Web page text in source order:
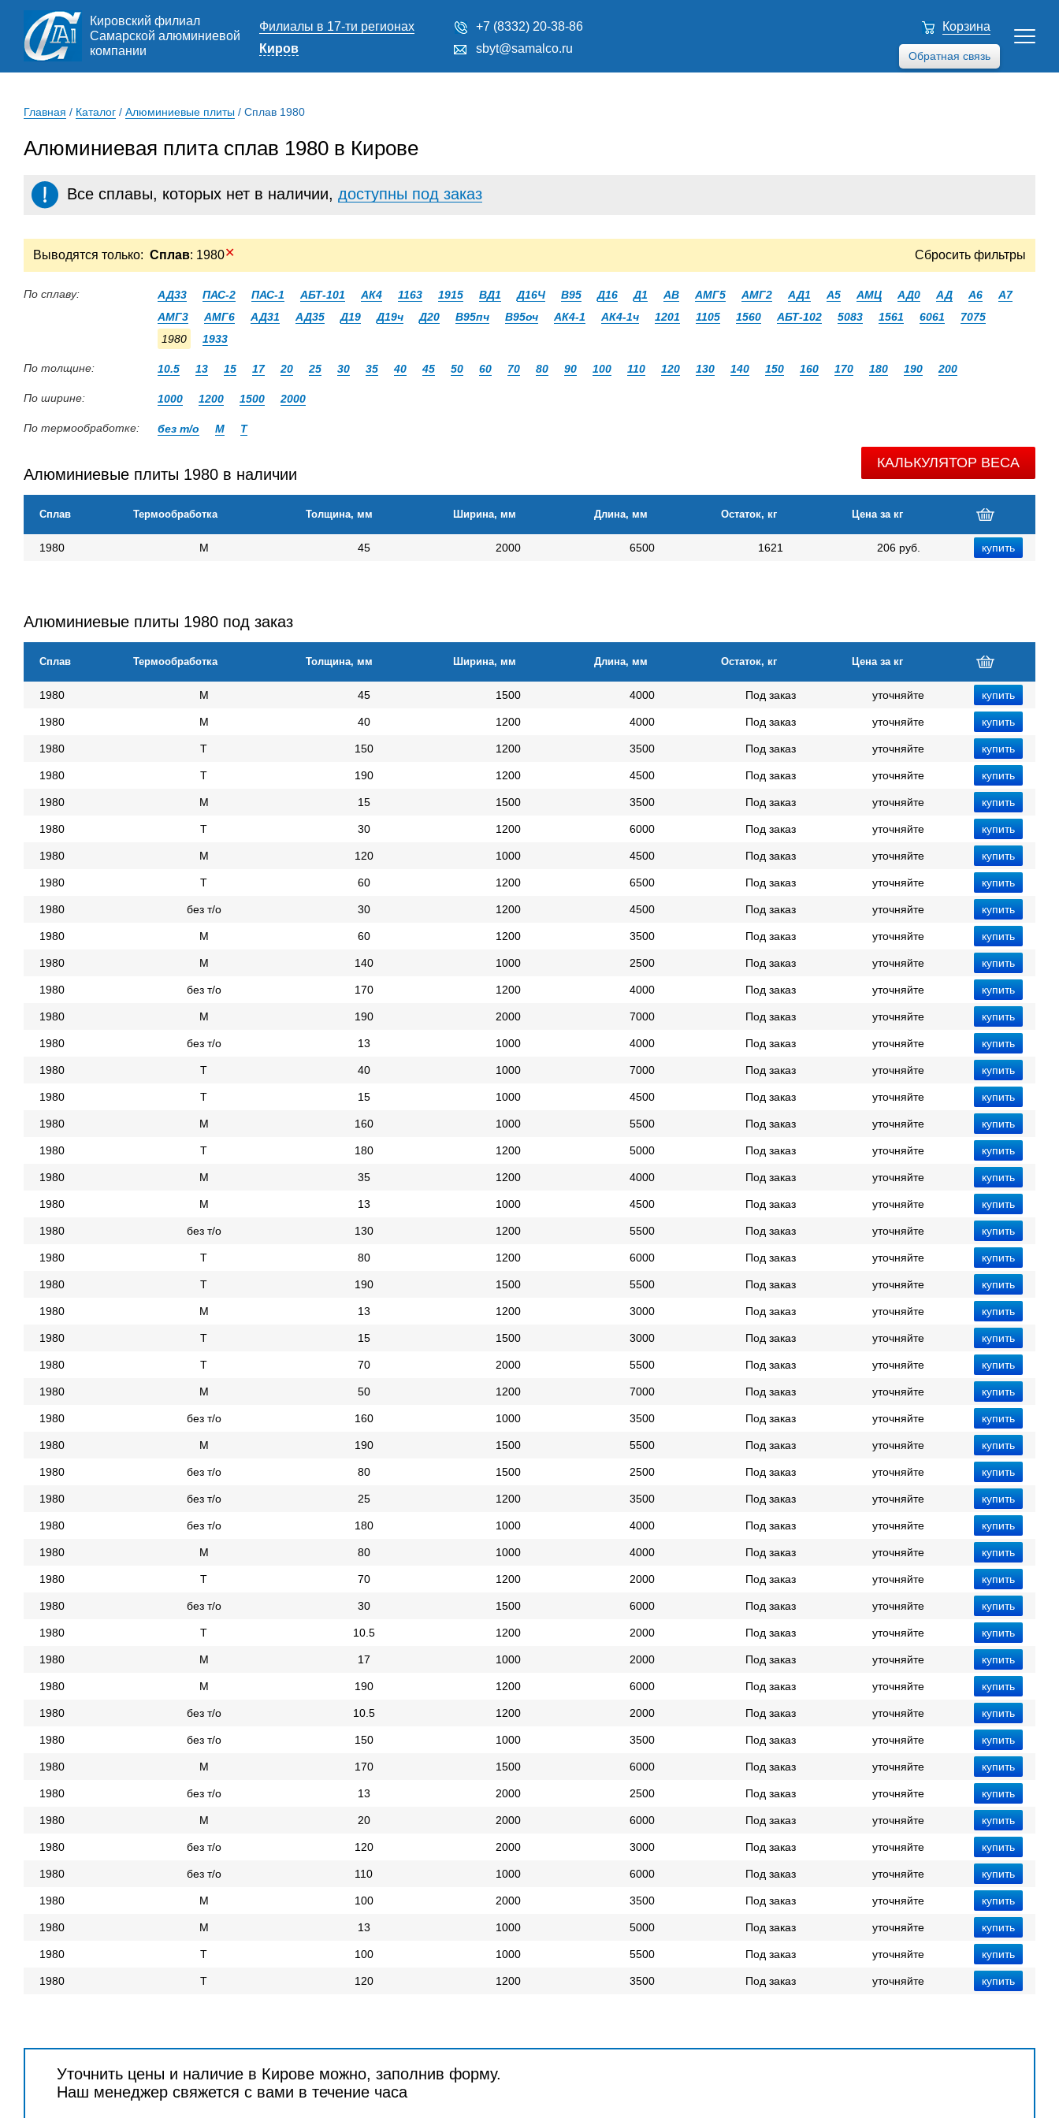
Кировский филиал
Самарской алюминиевой
компании
Филиалы в 17-ти регионах
Киров
+7 (8332) 20-38-86
sbyt@samalco.ru
Обратная связь
Корзина
Главная / Каталог / Алюминиевые плиты / Сплав 1980
Алюминиевая плита сплав 1980 в Кирове
Все сплавы, которых нет в наличии, доступны под заказ
Выводятся только: Сплав: 1980✕ Сбросить фильтры
По сплаву: АД33 ПАС-2 ПАС-1 АБТ-101 АК4 1163 1915 ВД1 Д16Ч В95 Д16 Д1 АВ АМГ5 АМГ2 АД1 А5 АМЦ АД0 АД А6
А7
АМГ3
АМГ6 АД31 АД35 Д19 Д19ч Д20 В95пч В95оч АК4-1 АК4-1ч 1201 1105 1560 АБТ-102 5083 1561 6061
7075
1980
1933
По толщине: 10.5 13 15 17 20 25 30 35 40 45 50 60 70 80 90 100 110 120 130 140 150 160 170 180 190 200
По ширине: 1000 1200 1500 2000
По термообработке: без т/о М Т
Алюминиевые плиты 1980 в наличии
КАЛЬКУЛЯТОР ВЕСА
Сплав Термообработка Толщина, мм Ширина, мм Длина, мм Остаток, кг Цена за кг
1980 М 45 2000 6500 1621 206 руб.
Алюминиевые плиты 1980 под заказ
Сплав Термообработка Толщина, мм Ширина, мм Длина, мм Остаток, кг Цена за кг
1980 М 45 1500 4000 Под заказ уточняйте
1980 М 40 1200 4000 Под заказ уточняйте
1980 Т 150 1200 3500 Под заказ уточняйте
1980 Т 190 1200 4500 Под заказ уточняйте
1980 М 15 1500 3500 Под заказ уточняйте
1980 Т 30 1200 6000 Под заказ уточняйте
1980 М 120 1000 4500 Под заказ уточняйте
1980 Т 60 1200 6500 Под заказ уточняйте
1980 без т/о 30 1200 4500 Под заказ уточняйте
1980 М 60 1200 3500 Под заказ уточняйте
1980 М 140 1000 2500 Под заказ уточняйте
1980 без т/о 170 1200 4000 Под заказ уточняйте
1980 М 190 2000 7000 Под заказ уточняйте
1980 без т/о 13 1000 4000 Под заказ уточняйте
1980 Т 40 1000 7000 Под заказ уточняйте
1980 Т 15 1000 4500 Под заказ уточняйте
1980 М 160 1000 5500 Под заказ уточняйте
1980 Т 180 1200 5000 Под заказ уточняйте
1980 М 35 1200 4000 Под заказ уточняйте
1980 М 13 1000 4500 Под заказ уточняйте
1980 без т/о 130 1200 5500 Под заказ уточняйте
1980 Т 80 1200 6000 Под заказ уточняйте
1980 Т 190 1500 5500 Под заказ уточняйте
1980 М 13 1200 3000 Под заказ уточняйте
1980 Т 15 1500 3000 Под заказ уточняйте
1980 Т 70 2000 5500 Под заказ уточняйте
1980 М 50 1200 7000 Под заказ уточняйте
1980 без т/о 160 1000 3500 Под заказ уточняйте
1980 М 190 1500 5500 Под заказ уточняйте
1980 без т/о 80 1500 2500 Под заказ уточняйте
1980 без т/о 25 1200 3500 Под заказ уточняйте
1980 без т/о 180 1000 4000 Под заказ уточняйте
1980 М 80 1000 4000 Под заказ уточняйте
1980 Т 70 1200 2000 Под заказ уточняйте
1980 без т/о 30 1500 6000 Под заказ уточняйте
1980 Т 10.5 1200 2000 Под заказ уточняйте
1980 М 17 1000 2000 Под заказ уточняйте
1980 М 190 1200 6000 Под заказ уточняйте
1980 без т/о 10.5 1200 2000 Под заказ уточняйте
1980 без т/о 150 1000 3500 Под заказ уточняйте
1980 М 170 1500 6000 Под заказ уточняйте
1980 без т/о 13 2000 2500 Под заказ уточняйте
1980 М 20 2000 6000 Под заказ уточняйте
1980 без т/о 120 2000 3000 Под заказ уточняйте
1980 без т/о 110 1000 6000 Под заказ уточняйте
1980 М 100 2000 3500 Под заказ уточняйте
1980 М 13 1000 5000 Под заказ уточняйте
1980 Т 100 1000 5500 Под заказ уточняйте
1980 Т 120 1200 3500 Под заказ уточняйте
Уточнить цены и наличие в Кирове можно, заполнив форму.
Наш менеджер свяжется с вами в течение часа